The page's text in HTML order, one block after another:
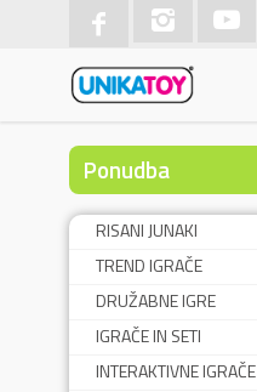
Ponudba
RISANI JUNAKI
TREND IGRAČE
DRUŽABNE IGRE
IGRAČE IN SETI
INTERAKTIVNE IGRAČE